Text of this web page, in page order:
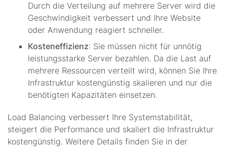
Durch die Verteilung auf mehrere Server wird die
Geschwindigkeit verbessert und Ihre Website
oder Anwendung reagiert schneller.
Kosteneffizienz: Sie müssen nicht für unnötig
leistungsstarke Server bezahlen. Da die Last auf
mehrere Ressourcen verteilt wird, können Sie Ihre
Infrastruktur kostengünstig skalieren und nur die
benötigten Kapazitäten einsetzen.
Load Balancing verbessert Ihre Systemstabilität,
steigert die Performance und skaliert die Infrastruktur
kostengünstig. Weitere Details finden Sie in der